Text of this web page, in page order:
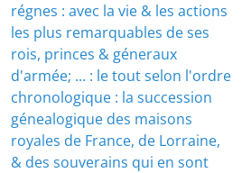
régnes : avec la vie & les actions
les plus remarquables de ses
rois, princes & géneraux
d'armée; ... : le tout selon l'ordre
chronologique : la succession
génealogique des maisons
royales de France, de Lorraine,
& des souverains qui en sont